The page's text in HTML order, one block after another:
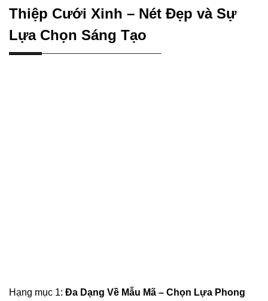
Thiệp Cưới Xinh – Nét Đẹp và Sự
Lựa Chọn Sáng Tạo
Hạng mục 1: Đa Dạng Về Mẫu Mã – Chọn Lựa Phong